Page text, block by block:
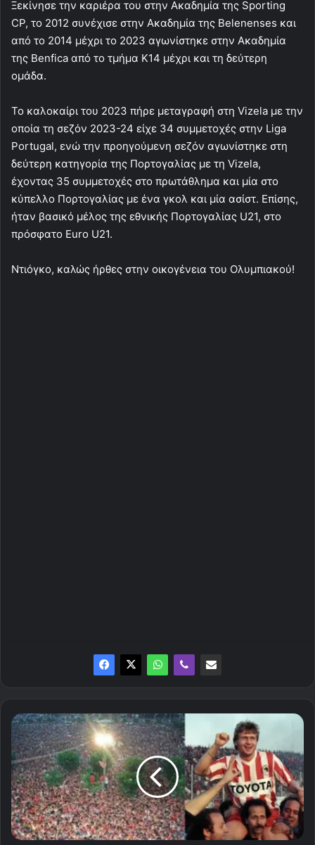
Ξεκίνησε την καριέρα του στην Ακαδημία της Sporting
CP, το 2012 συνέχισε στην Ακαδημία της Belenenses και
από το 2014 μέχρι το 2023 αγωνίστηκε στην Ακαδημία
της Benfica από το τμήμα Κ14 μέχρι και τη δεύτερη
ομάδα.
Το καλοκαίρι του 2023 πήρε μεταγραφή στη Vizela με την
οποία τη σεζόν 2023-24 είχε 34 συμμετοχές στην Liga
Portugal, ενώ την προηγούμενη σεζόν αγωνίστηκε στη
δεύτερη κατηγορία της Πορτογαλίας με τη Vizela,
έχοντας 35 συμμετοχές στο πρωτάθλημα και μία στο
κύπελλο Πορτογαλίας με ένα γκολ και μία ασίστ. Επίσης,
ήταν βασικό μέλος της εθνικής Πορτογαλίας U21, στο
πρόσφατο Euro U21.
Ντιόγκο, καλώς ήρθες στην οικογένεια του Ολυμπιακού!
Όταν
συγκεντρώθηκαν
50.000
φίλοι
του
Θρύλου
για
τον
Ντέταρι